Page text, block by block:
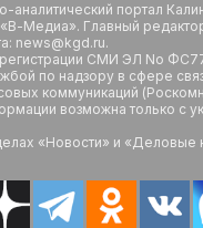
портал
Медиа». Главный
news@kgd.ru.
СМИ ЭЛ No
по надзору в сфере
коммуникаций
возможна только с
«Новости» и «Деловые